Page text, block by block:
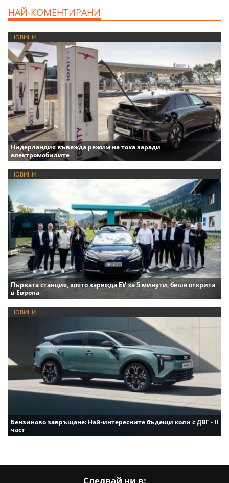
НАЙ-КОМЕНТИРАНИ
НОВИНИ
Нидерландия въвежда режим на тока заради
електромобилите
НОВИНИ
Първата станция, която зарежда EV за 5 минути, беше открита
в Европа
НОВИНИ
Бензиново завръщане: Най-интересните бъдещи коли с ДВГ - II
част